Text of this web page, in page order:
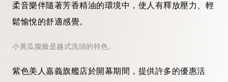
柔音樂伴隨著芳香精油的環境中，使人有釋放壓力、輕
鬆愉悅的舒適感覺。
小黃瓜腹臉是越式洗頭的特色。
紫色美人嘉義旗艦店於開幕期間，提供許多的優惠活